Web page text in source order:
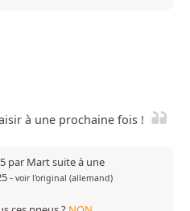
à une prochaine fois !
par Mart suite à une
- voir l'original (allemand)